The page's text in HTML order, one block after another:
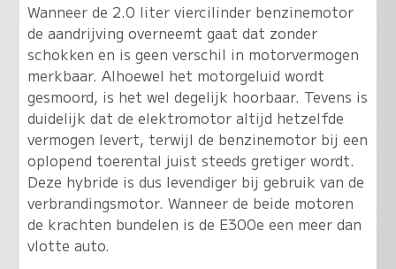
Wanneer de 2.0 liter viercilinder benzinemotor
de aandrijving overneemt gaat dat zonder
schokken en is geen verschil in motorvermogen
merkbaar. Alhoewel het motorgeluid wordt
gesmoord, is het wel degelijk hoorbaar. Tevens is
duidelijk dat de elektromotor altijd hetzelfde
vermogen levert, terwijl de benzinemotor bij een
oplopend toerental juist steeds gretiger wordt.
Deze hybride is dus levendiger bij gebruik van de
verbrandingsmotor. Wanneer de beide motoren
de krachten bundelen is de E300e een meer dan
vlotte auto.